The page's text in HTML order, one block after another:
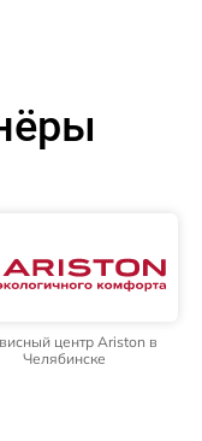
центр Ariston в
Челябинске